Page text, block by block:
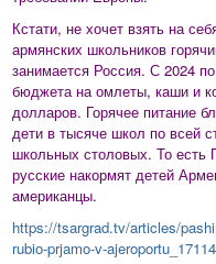
Кстати, не хочет взять на
армянских школьников
занимается Россия. С 2024
бюджета на омлеты, каши и
долларов. Горячее питание
дети в тысяче школ по всей
школьных столовых. То есть
русские накормят детей
американцы.
https://tsargrad.tv/articles/
rubio-prjamo-v-